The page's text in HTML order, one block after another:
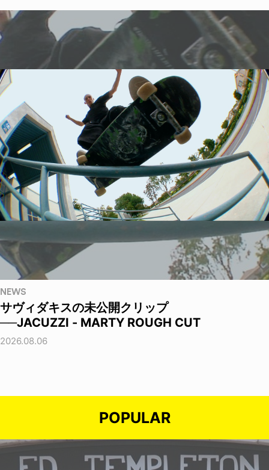
NEWS
サヴィダキスの未公開クリップ
──JACUZZI - MARTY ROUGH CUT
2026.08.06
POPULAR